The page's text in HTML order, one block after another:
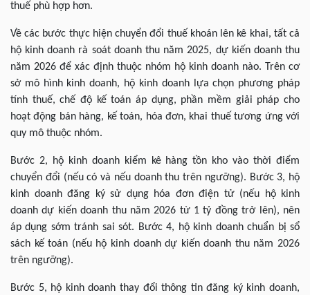
thuế phù hợp hơn.
Về các bước thực hiện chuyển đổi thuế khoán lên kê khai, tất cả
hộ kinh doanh rà soát doanh thu năm 2025, dự kiến doanh thu
năm 2026 để xác định thuộc nhóm hộ kinh doanh nào. Trên cơ
sở mô hình kinh doanh, hộ kinh doanh lựa chọn phương pháp
tính thuế, chế độ kế toán áp dụng, phần mềm giải pháp cho
hoạt động bán hàng, kế toán, hóa đơn, khai thuế tương ứng với
quy mô thuộc nhóm.
Bước 2, hộ kinh doanh kiểm kê hàng tồn kho vào thời điểm
chuyển đổi (nếu có và nếu doanh thu trên ngưỡng). Bước 3, hộ
kinh doanh đăng ký sử dụng hóa đơn điện tử (nếu hộ kinh
doanh dự kiến doanh thu năm 2026 từ 1 tỷ đồng trở lên), nên
áp dụng sớm tránh sai sót. Bước 4, hộ kinh doanh chuẩn bị sổ
sách kế toán (nếu hộ kinh doanh dự kiến doanh thu năm 2026
trên ngưỡng).
Bước 5, hộ kinh doanh thay đổi thông tin đăng ký kinh doanh,